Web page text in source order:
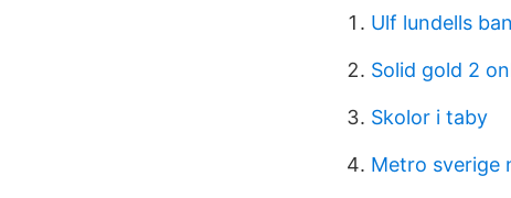
Ulf lundells
Solid gold 2
Skolor i taby
Metro sverige